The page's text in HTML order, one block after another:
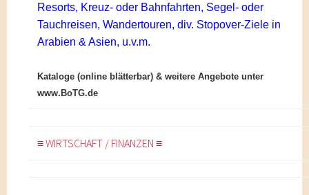
Resorts, Kreuz- oder Bahnfahrten, Segel- oder
Tauchreisen, Wandertouren, div. Stopover-Ziele in
Arabien & Asien, u.v.m.
Kataloge (online blätterbar) & weitere Angebote unter
www.BoTG.de
≡ WIRTSCHAFT / FINANZEN ≡